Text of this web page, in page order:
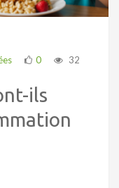
0 32
ils